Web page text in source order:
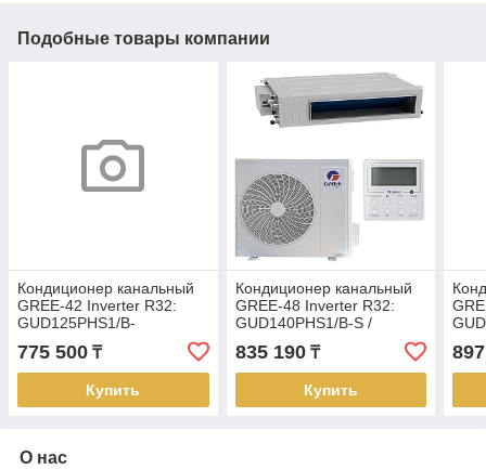
Подобные товары компании
Кондиционер канальный
GREE-42 Inverter R32:
GUD125PHS1/B-
S/GUD125W1/NhB-S (без
соединительной
инсталляции)
775 500 ₸
Купить
Кондиционер канальный
GREE-48 Inverter R32:
GUD140PHS1/B-S /
GUD140W1/NhB-S (без
соединительной
инсталляции)
835 190₸
Купить
О нас